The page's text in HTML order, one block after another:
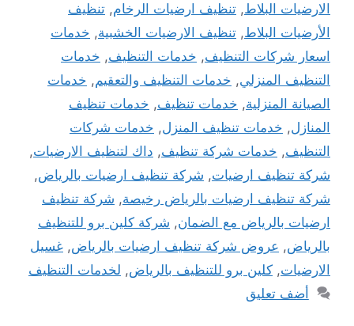
الارضيات البلاط, تنظيف ارضيات الرخام, تنظيف
الأرضيات البلاط, تنظيف الارضيات الخشبية, خدمات
اسعار شركات التنظيف, خدمات التنظيف, خدمات
التنظيف المنزلي, خدمات التنظيف والتعقيم, خدمات
الصيانة المنزلية, خدمات تنظيف, خدمات تنظيف
المنازل, خدمات تنظيف المنزل, خدمات شركات
التنظيف, خدمات شركة تنظيف, داك لتنظيف الارضيات,
شركة تنظيف ارضيات, شركة تنظيف ارضيات بالرياض,
شركة تنظيف ارضيات بالرياض رخيصة, شركة تنظيف
ارضيات بالرياض مع الضمان, شركة كلين برو للتنظيف
بالرياض, عروض شركة تنظيف ارضيات بالرياض, غسيل
الارضيات, كلين برو للتنظيف بالرياض, لخدمات التنظيف
أضف تعليق